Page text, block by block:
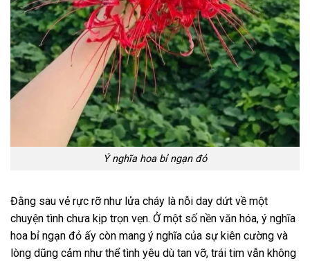
Ý nghĩa hoa bỉ ngạn đỏ
Đằng sau vẻ rực rỡ như lửa cháy là nỗi day dứt về một
chuyện tình chưa kịp trọn vẹn. Ở một số nền văn hóa, ý nghĩa
hoa bỉ ngạn đỏ ấy còn mang ý nghĩa của sự kiên cường và
lòng dũng cảm như thể tình yêu dù tan vỡ, trái tim vẫn không